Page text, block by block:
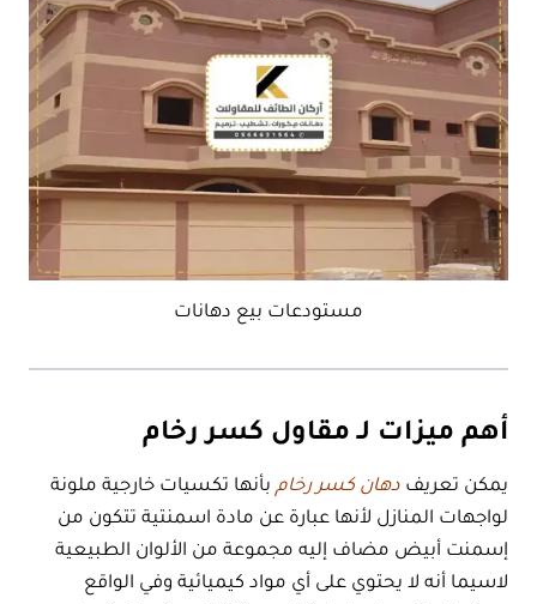
مستودعات بيع دهانات
أهم ميزات لـ مقاول كسر رخام
يمكن تعريف دهان كسر رخام بأنها تكسيات خارجية ملونة
لواجهات المنازل لأنها عبارة عن مادة اسمنتية تتكون من
إسمنت أبيض مضاف إليه مجموعة من الألوان الطبيعية
لاسيما أنه لا يحتوي على أي مواد كيميائية وفي الواقع